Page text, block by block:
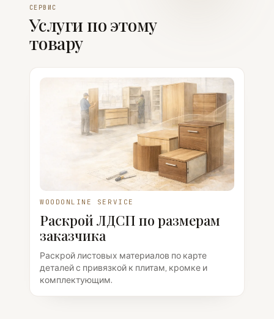
СЕРВИС
Услуги по этому
товару
WOODONLINE SERVICE
Раскрой ЛДСП по размерам
заказчика
Раскрой листовых материалов по карте
деталей с привязкой к плитам, кромке и
комплектующим.